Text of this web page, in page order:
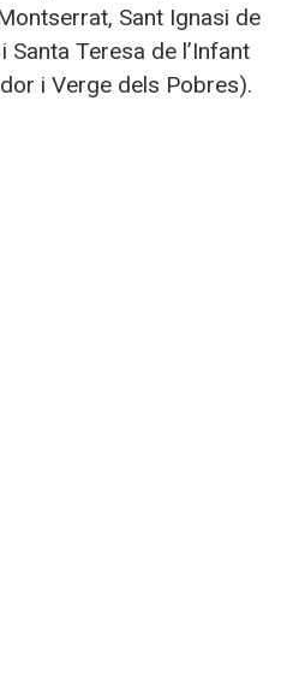
Sant Ignasi de
Teresa de l’Infant
i Verge dels Pobres).